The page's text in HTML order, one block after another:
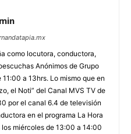
como locutora, conductora,
Anónimos de Grupo
a 13hrs. Lo mismo que en
el Noti” del Canal MVS TV de
por el canal 6.4 de televisión
en el programa La Hora
miércoles de 13:00 a 14:00